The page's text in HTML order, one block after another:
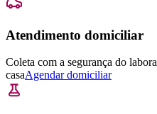
Atendimento domiciliar
Coleta com a segurança do
casaAgendar domiciliar